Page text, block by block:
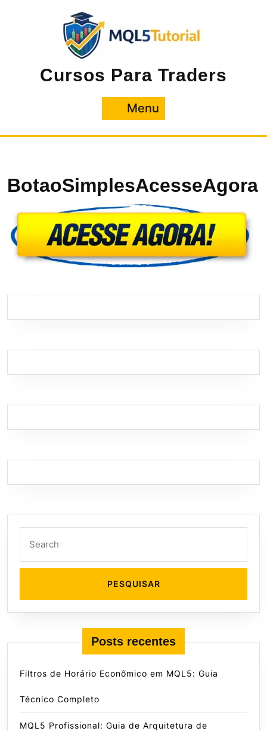
Cursos Para Traders
Menu
BotaoSimplesAcesseAgora
Posts recentes
Filtros de Horário Econômico em MQL5: Guia
Técnico Completo
MQL5 Profissional: Guia de Arquitetura de